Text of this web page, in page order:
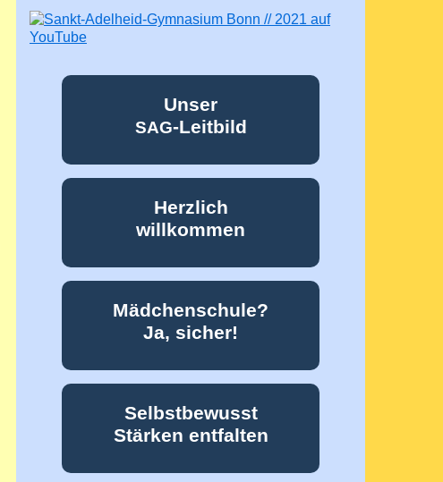
Unser
SAG-Leitbild
Herzlich
willkommen
Mädchenschule?
Ja, sicher!
Selbstbewusst
Stärken entfalten